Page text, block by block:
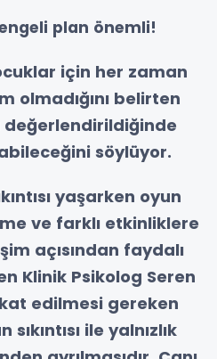
plan önemli!
için her zaman
olmadığını belirten
söylüyor.
yaşarken oyun
ve farklı etkinliklere
açısından faydalı
Klinik Psikolog Seren
edilmesi gereken
ile yalnızlık